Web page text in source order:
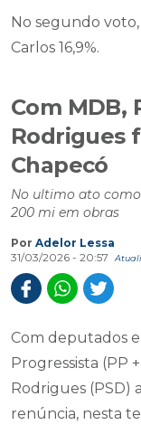
No segundo voto,
Carlos 16,9%.
Com MDB,
Rodrigues
Chapecó
No ultimo ato
200 mi em obras
Por Adelor Lessa
31/03/2026 - 20:57
Com deputados
Progressista (PP
Rodrigues (PSD)
renúncia, nesta